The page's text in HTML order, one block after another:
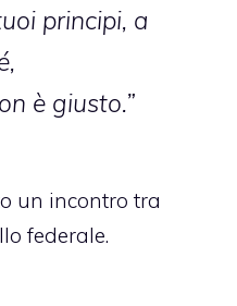
principi, a
è giusto.”
un incontro tra
federale.